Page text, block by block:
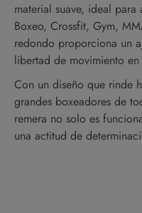
material suave, ideal para
Boxeo, Crossfit, Gym,
redondo proporciona un
libertad de movimiento
Con un diseño que rinde
grandes boxeadores de
remera no solo es
una actitud de